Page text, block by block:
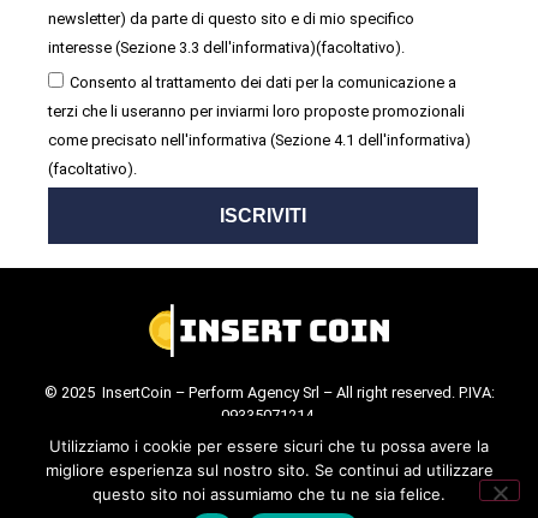
newsletter) da parte di questo sito e di mio specifico
interesse (Sezione 3.3 dell'informativa)(facoltativo).
Consento al trattamento dei dati per la comunicazione a
terzi che li useranno per inviarmi loro proposte promozionali
come precisato nell'informativa (Sezione 4.1 dell'informativa)
(facoltativo).
ISCRIVITI
© 2025 InsertCoin – Perform Agency Srl – All right reserved. P.IVA:
09335071214.
Cookie Policy . Privacy Policy.
Utilizziamo i cookie per essere sicuri che tu possa avere la
migliore esperienza sul nostro sito. Se continui ad utilizzare
questo sito noi assumiamo che tu ne sia felice.